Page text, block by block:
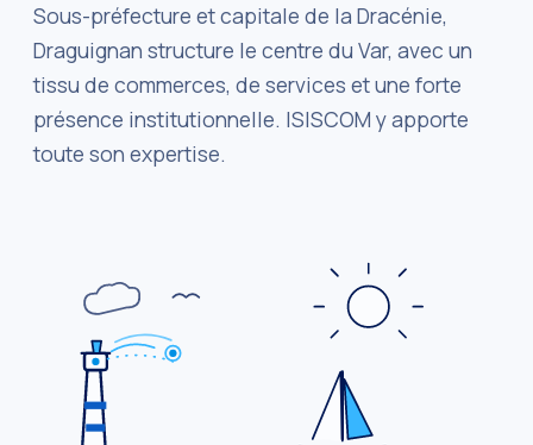
Sous-préfecture et capitale de la Dracénie,
Draguignan structure le centre du Var, avec un
tissu de commerces, de services et une forte
présence institutionnelle. ISISCOM y apporte
toute son expertise.